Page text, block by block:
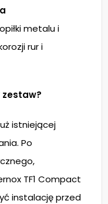
metalu i
rur i
zestaw?
istniejącej
Po
TF1 Compact
instalację przed